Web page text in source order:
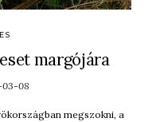
margójára
03-08
megszokni, a